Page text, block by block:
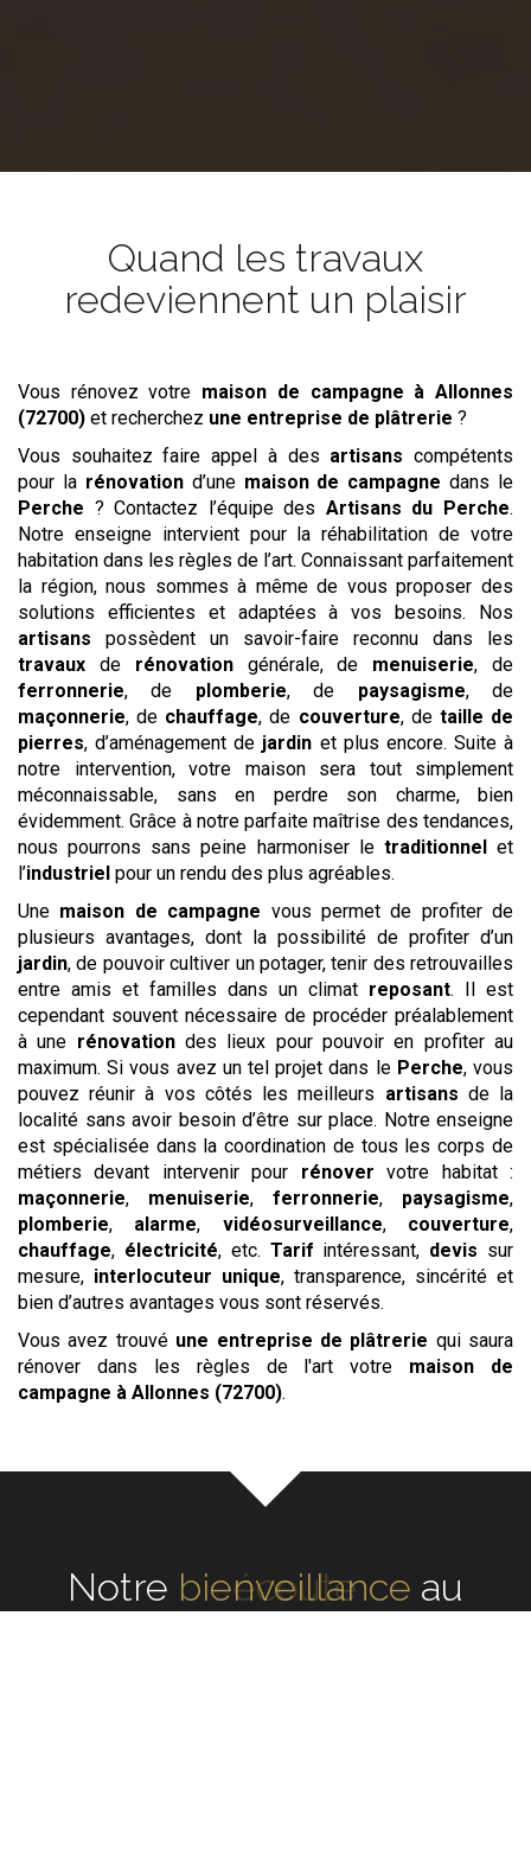
Quand les travaux
redeviennent un plaisir
Vous rénovez votre maison de campagne à Allonnes
(72700) et recherchez une entreprise de plâtrerie ?
Vous souhaitez faire appel à des artisans compétents
pour la rénovationd’une maison de campagne dans le
Perche ? Contactez l’équipe des Artisans du Perche.
Notre enseigne intervient pour la réhabilitation de votre
habitation dans les règles de l’art. Connaissant parfaitement
la région, nous sommes à même de vous proposer des
solutions efficientes et adaptées à vos besoins. Nos
artisans possèdent un savoir-faire reconnu dans les
travaux de rénovationgénérale, de menuiserie, de
ferronnerie, de plomberie, de paysagisme, de
maçonnerie, de chauffage, de couverture, de taille de
pierres, d’aménagement de jardin et plus encore. Suite à
notre intervention, votre maison sera tout simplement
méconnaissable, sans en perdre son charme, bien
évidemment. Grâce à notre parfaite maîtrise des tendances,
nous pourrons sans peine harmoniser le traditionnel
et
l’industriel pour un rendu des plus agréables.
Une maison de campagne vous permet de profiter de
plusieurs avantages, dont la possibilité de profiter d’un
jardin, de pouvoir cultiver un potager, tenir des retrouvailles
entre amis et familles dans un climat reposant. Il est
cependant souvent nécessaire de procéder préalablement
à une rénovationdes lieux pour pouvoir en profiter au
maximum. Si vous avez un tel projet dans le Perche, vous
pouvez réunir à vos côtés les meilleurs artisans de la
localité sans avoir besoin d’être sur place. Notre enseigne
est spécialisée dans la coordination de tous les corps de
métiers devant intervenir pour rénover votre habitat :
maçonnerie, menuiserie, ferronnerie, paysagisme,
plomberie, alarme, vidéosurveillance, couverture,
chauffage, électricité, etc. Tarif intéressant, devis sur
mesure, interlocuteur unique, transparence, sincérité et
bien d’autres avantages vous sont réservés.
Vous avez trouvé une entreprise de plâtrerie qui saura
rénover dans les règles de l'art votre maison de
campagne à Allonnes (72700).
Notreécouteau cœur de